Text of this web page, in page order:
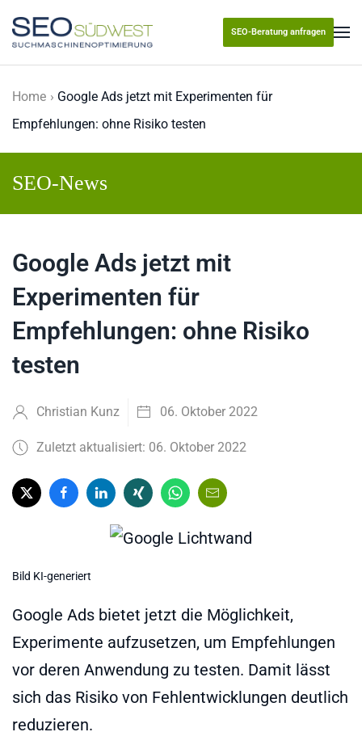
Skip to main content
SEO-Beratung anfragen
Home
Google Ads jetzt mit Experimenten für
Empfehlungen: ohne Risiko testen
SEO-News
Google Ads jetzt mit
Experimenten für
Empfehlungen: ohne Risiko
testen
Christian Kunz 06. Oktober 2022
Zuletzt aktualisiert: 06. Oktober 2022
Bild KI-generiert
Google Ads bietet jetzt die Möglichkeit,
Experimente aufzusetzen, um Empfehlungen
vor deren Anwendung zu testen. Damit lässt
sich das Risiko von Fehlentwicklungen deutlich
reduzieren.